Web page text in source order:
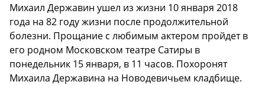
Михаил Державин ушел из жизни 10 января 2018
года на 82 году жизни после продолжительной
болезни. Прощание с любимым актером пройдет в
его родном Московском театре Сатиры в
понедельник 15 января, в 11 часов. Похоронят
Михаила Державина на Новодевичьем кладбище.